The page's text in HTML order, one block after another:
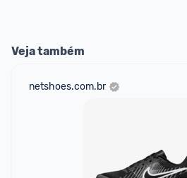
Veja também
netshoes.com.br